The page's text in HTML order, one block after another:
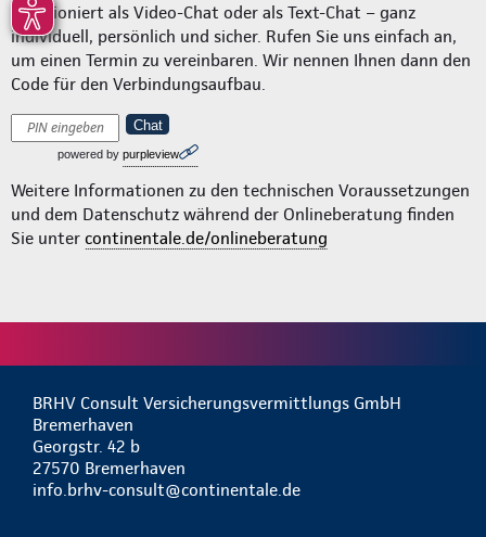
funktioniert als Video-Chat oder als Text-Chat – ganz
individuell, persönlich und sicher. Rufen Sie uns einfach an,
um einen Termin zu vereinbaren. Wir nennen Ihnen dann den
Code für den Verbindungsaufbau.
Chat
powered by purpleview
Weitere Informationen zu den technischen Voraussetzungen
und dem Datenschutz während der Onlineberatung finden
Sie unter continentale.de/onlineberatung
BRHV Consult Versicherungsvermittlungs GmbH
Bremerhaven
Georgstr. 42 b
27570 Bremerhaven
info.brhv-consult@continentale.de